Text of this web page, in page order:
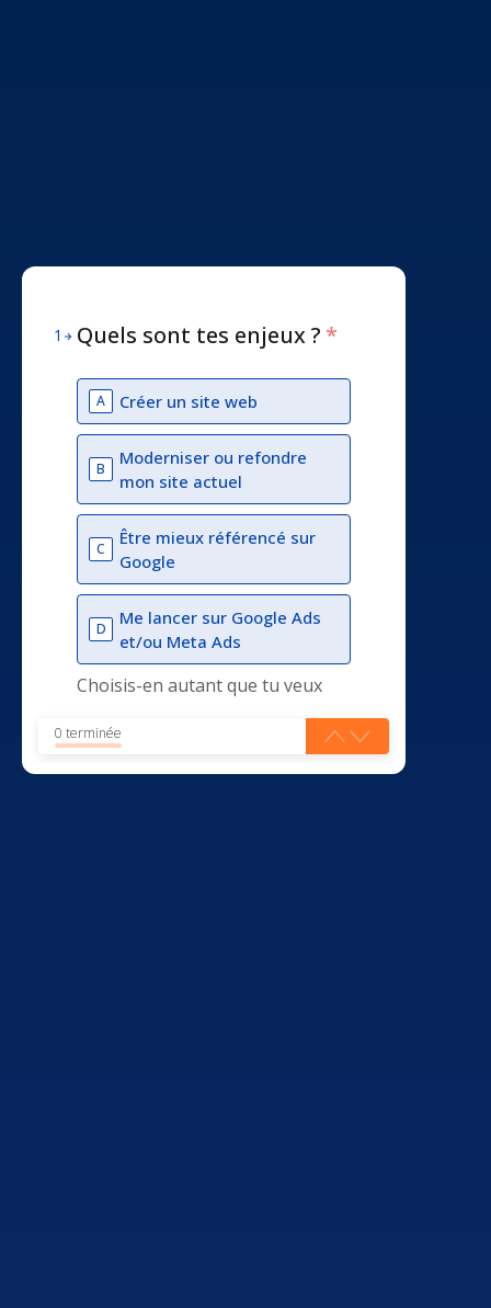
1 Quels sont tes enjeux ? *
A Créer un site web
B
Moderniser ou refondre
mon site actuel
C
Être mieux référencé sur
Google
D
Me lancer sur Google Ads
et/ou Meta Ads
Choisis-en autant que tu veux
0 terminée